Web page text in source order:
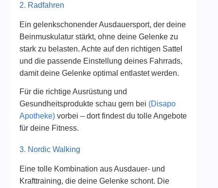
2. Radfahren
Ein gelenkschonender Ausdauersport, der deine
Beinmuskulatur stärkt, ohne deine Gelenke zu
stark zu belasten. Achte auf den richtigen Sattel
und die passende Einstellung deines Fahrrads,
damit deine Gelenke optimal entlastet werden.
Für die richtige Ausrüstung und
Gesundheitsprodukte schau gern bei (Disapo
Apotheke) vorbei – dort findest du tolle Angebote
für deine Fitness.
3. Nordic Walking
Eine tolle Kombination aus Ausdauer- und
Krafttraining, die deine Gelenke schont. Die